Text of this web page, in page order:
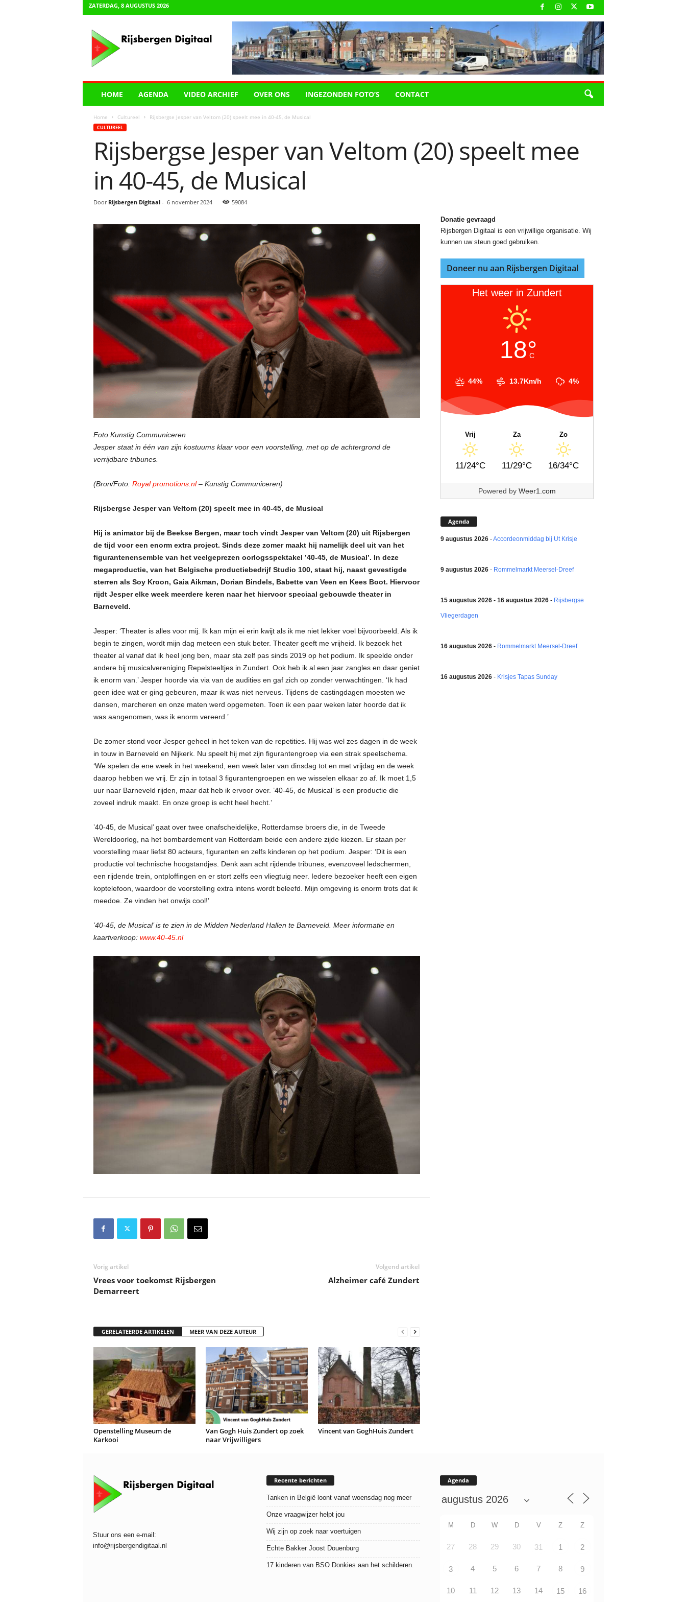
ZATERDAG, 8 AUGUSTUS 2026
HOME AGENDA VIDEO ARCHIEF OVER ONS INGEZONDEN FOTO’S CONTACT
Home Cultureel Rijsbergse Jesper van Veltom (20) speelt mee in 40-45, de Musical
CULTUREEL
Rijsbergse Jesper van Veltom (20) speelt mee
in 40-45, de Musical
Door Rijsbergen Digitaal- 6 november 2024 59084
Foto Kunstig Communiceren
Jesper staat in één van zijn kostuums klaar voor een voorstelling, met op de achtergrond de
verrijdbare tribunes.
(Bron/Foto: Royal promotions.nl– Kunstig Communiceren)
Rijsbergse Jesper van Veltom (20) speelt mee in 40-45, de Musical
Hij is animator bij de Beekse Bergen, maar toch vindt Jesper van Veltom (20) uit Rijsbergen
de tijd voor een enorm extra project. Sinds deze zomer maakt hij namelijk deel uit van het
figurantenensemble van het veelgeprezen oorlogsspektakel ’40-45, de Musical’. In deze
megaproductie, van het Belgische productiebedrijf Studio 100, staat hij, naast gevestigde
sterren als Soy Kroon, Gaia Aikman, Dorian Bindels, Babette van Veen en Kees Boot. Hiervoor
rijdt Jesper elke week meerdere keren naar het hiervoor speciaal gebouwde theater in
Barneveld.
Jesper: ‘Theater is alles voor mij. Ik kan mijn ei erin kwijt als ik me niet lekker voel bijvoorbeeld. Als ik
begin te zingen, wordt mijn dag meteen een stuk beter. Theater geeft me vrijheid. Ik bezoek het
theater al vanaf dat ik heel jong ben, maar sta zelf pas sinds 2019 op het podium. Ik speelde onder
andere bij musicalvereniging Repelsteeltjes in Zundert. Ook heb ik al een jaar zangles en daar geniet
ik enorm van.’ Jesper hoorde via via van de audities en gaf zich op zonder verwachtingen. ‘Ik had
geen idee wat er ging gebeuren, maar ik was niet nerveus. Tijdens de castingdagen moesten we
dansen, marcheren en onze maten werd opgemeten. Toen ik een paar weken later hoorde dat ik
was aangenomen, was ik enorm vereerd.’
De zomer stond voor Jesper geheel in het teken van de repetities. Hij was wel zes dagen in de week
in touw in Barneveld en Nijkerk. Nu speelt hij met zijn figurantengroep via een strak speelschema.
‘We spelen de ene week in het weekend, een week later van dinsdag tot en met vrijdag en de week
daarop hebben we vrij. Er zijn in totaal 3 figurantengroepen en we wisselen elkaar zo af. Ik moet 1,5
uur naar Barneveld rijden, maar dat heb ik ervoor over. ’40-45, de Musical’ is een productie die
zoveel indruk maakt. En onze groep is echt heel hecht.’
’40-45, de Musical’ gaat over twee onafscheidelijke, Rotterdamse broers die, in de Tweede
Wereldoorlog, na het bombardement van Rotterdam beide een andere zijde kiezen. Er staan per
voorstelling maar liefst 80 acteurs, figuranten en zelfs kinderen op het podium. Jesper: ‘Dit is een
productie vol technische hoogstandjes. Denk aan acht rijdende tribunes, evenzoveel ledschermen,
een rijdende trein, ontploffingen en er stort zelfs een vliegtuig neer. Iedere bezoeker heeft een eigen
koptelefoon, waardoor de voorstelling extra intens wordt beleefd. Mijn omgeving is enorm trots dat ik
meedoe. Ze vinden het onwijs cool!’
’40-45, de Musical’ is te zien in de Midden Nederland Hallen te Barneveld. Meer informatie en
kaartverkoop: www.40-45.nl
Vorig artikel
Vrees voor toekomst Rijsbergen
Demarreert
Volgend artikel
Alzheimer café Zundert
GERELATEERDE ARTIKELEN MEER VAN DEZE AUTEUR
Openstelling Museum de
Karkooi
Van Gogh Huis Zundert op zoek
naar Vrijwilligers
Vincent van GoghHuis Zundert
Donatie gevraagd
Rijsbergen Digitaal is een vrijwillige organisatie. Wij
kunnen uw steun goed gebruiken.
Doneer nu aan Rijsbergen Digitaal
Het weer in Zundert
18°
C
44% 13.7Km/h 4%
Vrij
11/24°C
Za
11/29°C
Zo
16/34°C
Powered by Weer1.com
Agenda
9 augustus 2026-Accordeonmiddag bij Ut Krisje
9 augustus 2026- Rommelmarkt Meersel-Dreef
15 augustus 2026 - 16 augustus 2026- Rijsbergse
Vliegerdagen
16 augustus 2026- Rommelmarkt Meersel-Dreef
16 augustus 2026- Krisjes Tapas Sunday
Stuur ons een e-mail:
info@rijsbergendigitaal.nl
Recente berichten
Tanken in België loont vanaf woensdag nog meer
Onze vraagwijzer helpt jou
Wij zijn op zoek naar voertuigen
Echte Bakker Joost Douenburg
17 kinderen van BSO Donkies aan het schilderen.
Agenda
M D W D V Z Z
27 28 29 30 31 1 2
3 4 5 6 7 8 9
10 11 12 13 14 15 16